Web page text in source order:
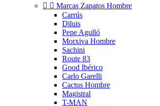
  Marcas Zapatos Hombre
Carrús
Diluis
Pepe Agulló
Morxiva Hombre
Sachini
Route 83
Good Ibérico
Carlo Garelli
Cactus Hombre
Magistral
T-MAN